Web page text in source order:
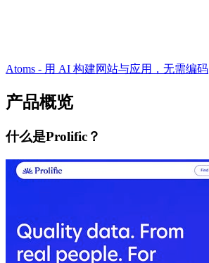
Atoms - 用 AI 构建网站与应用，无需编码
产品概览
什么是Prolific？